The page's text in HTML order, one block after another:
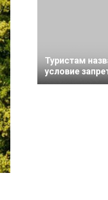
Туристам
условие
из Турции —